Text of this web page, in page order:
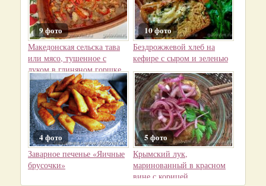
9 фото
Македонская сельска тава
или мясо, тушенное с
луком в глиняном горшке
(SELSKA TAVA)
10 фото
Бездрожжевой хлеб на
кефире с сыром и зеленью
4 фото
Заварное печенье «Яичные
брусочки»
5 фото
Крымский лук,
маринованный в красном
вине с корицей